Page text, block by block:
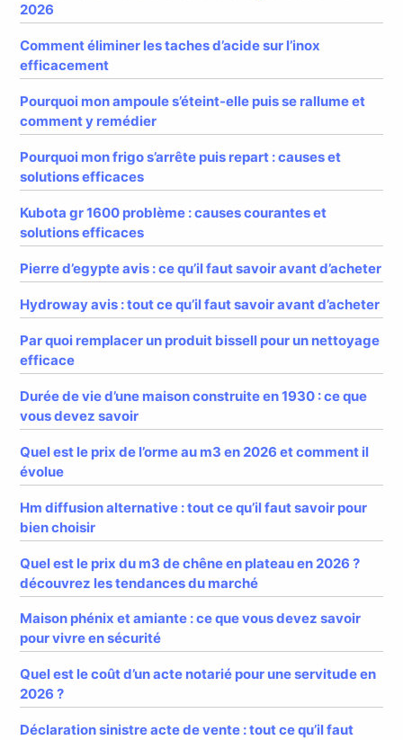
2026
Comment éliminer les taches d’acide sur l’inox
efficacement
Pourquoi mon ampoule s’éteint-elle puis se rallume et
comment y remédier
Pourquoi mon frigo s’arrête puis repart : causes et
solutions efficaces
Kubota gr 1600 problème : causes courantes et
solutions efficaces
Pierre d’egypte avis : ce qu’il faut savoir avant d’acheter
Hydroway avis : tout ce qu’il faut savoir avant d’acheter
Par quoi remplacer un produit bissell pour un nettoyage
efficace
Durée de vie d’une maison construite en 1930 : ce que
vous devez savoir
Quel est le prix de l’orme au m3 en 2026 et comment il
évolue
Hm diffusion alternative : tout ce qu’il faut savoir pour
bien choisir
Quel est le prix du m3 de chêne en plateau en 2026 ?
découvrez les tendances du marché
Maison phénix et amiante : ce que vous devez savoir
pour vivre en sécurité
Quel est le coût d’un acte notarié pour une servitude en
2026 ?
Déclaration sinistre acte de vente : tout ce qu’il faut